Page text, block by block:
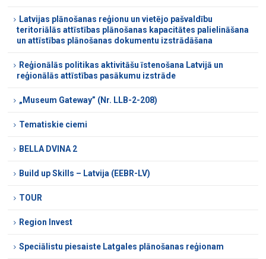
Latvijas plānošanas reģionu un vietējo pašvaldību
teritoriālās attīstības plānošanas kapacitātes palielināšana
un attīstības plānošanas dokumentu izstrādāšana
Reģionālās politikas aktivitāšu īstenošana Latvijā un
reģionālās attīstības pasākumu izstrāde
„Museum Gateway” (Nr. LLB-2-208)
Tematiskie ciemi
BELLA DVINA 2
Build up Skills – Latvija (EEBR-LV)
TOUR
Region Invest
Speciālistu piesaiste Latgales plānošanas reģionam